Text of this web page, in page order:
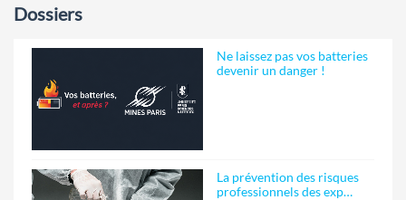
Dossiers
Ne laissez pas vos batteries
devenir un danger !
La prévention des risques
professionnels des exp…